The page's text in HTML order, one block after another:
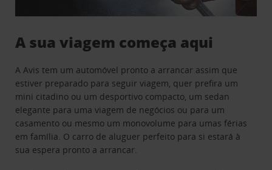
A sua viagem começa aqui
A Avis tem um automóvel pronto a arrancar assim que
estiver preparado para seguir viagem, quer prefira um
mini citadino ou um desportivo compacto, um sedan
elegante para uma viagem de negócios ou para um
casamento ou mesmo um monovolume para umas férias
em família. O carro de aluguer perfeito para si estará à
sua espera pronto a arrancar.